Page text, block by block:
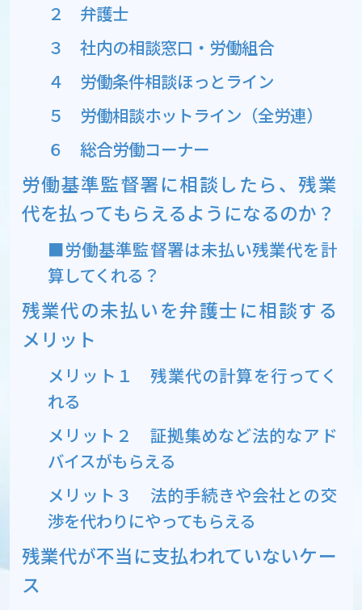
２ 弁護士
３ 社内の相談窓口・労働組合
４ 労働条件相談ほっとライン
５ 労働相談ホットライン（全労連）
６ 総合労働コーナー
労働基準監督署に相談したら、残業
代を払ってもらえるようになるのか？
■労働基準監督署は未払い残業代を計
算してくれる？
残業代の未払いを弁護士に相談する
メリット
メリット１ 残業代の計算を行ってく
れる
メリット２ 証拠集めなど法的なアド
バイスがもらえる
メリット３ 法的手続きや会社との交
渉を代わりにやってもらえる
残業代が不当に支払われていないケー
ス